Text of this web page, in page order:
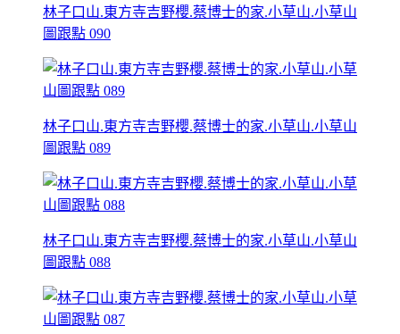
林子口山.東方寺吉野櫻.蔡博士的家.小草山.小草山
圖跟點 090
林子口山.東方寺吉野櫻.蔡博士的家.小草山.小草山
圖跟點 089
林子口山.東方寺吉野櫻.蔡博士的家.小草山.小草山
圖跟點 088